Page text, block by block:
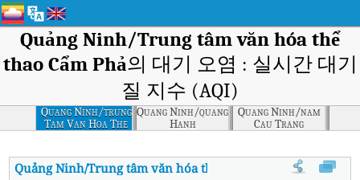
Quảng Ninh/Trung tâm văn hóa thể
thao Cẩm Phả의 대기 오염 : 실시간 대기
질 지수 (AQI)
Quang Ninh/trung
Tam Van Hoa The
Thao Cam Pha
Quang Ninh/quang
Hanh
Quang Ninh/nam
Cau Trang
Quảng Ninh/Trung tâm văn hóa thể thao Cẩm Phả대기질 지